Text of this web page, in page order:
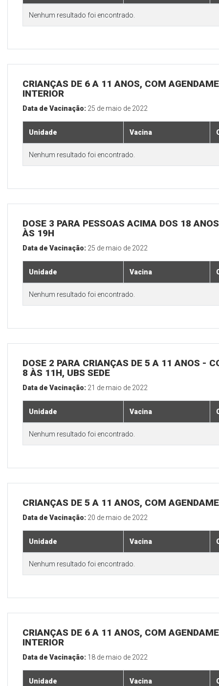
Nenhum resultado foi encontrado.
CRIANÇAS DE 6 A 11 ANOS, COM
INTERIOR
Data de Vacinação: 25 de maio de 2022
Unidade Vacina
Nenhum resultado foi encontrado.
DOSE 3 PARA PESSOAS ACIMA DOS 18
ÀS 19H
Data de Vacinação: 25 de maio de 2022
Unidade Vacina
Nenhum resultado foi encontrado.
DOSE 2 PARA CRIANÇAS DE 5 A 11 ANOS -
8 ÀS 11H, UBS SEDE
Data de Vacinação: 21 de maio de 2022
Unidade Vacina
Nenhum resultado foi encontrado.
CRIANÇAS DE 5 A 11 ANOS, COM
Data de Vacinação: 20 de maio de 2022
Unidade Vacina
Nenhum resultado foi encontrado.
CRIANÇAS DE 6 A 11 ANOS, COM
INTERIOR
Data de Vacinação: 18 de maio de 2022
Unidade Vacina